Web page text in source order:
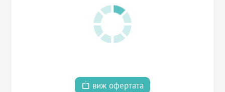
виж офертата